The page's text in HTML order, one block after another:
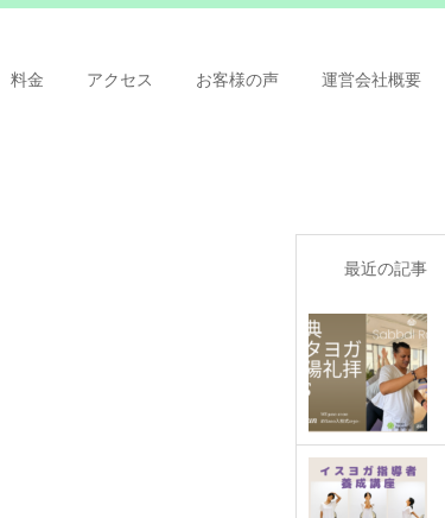
料金 アクセス お客様の声 運営会社概要
最近の記事